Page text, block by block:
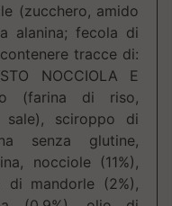
(zucchero, amido
alanina; fecola di
tracce di:
NOCCIOLA E
(farina di riso,
sciroppo di
senza glutine,
nocciole (11%),
mandorle (2%),